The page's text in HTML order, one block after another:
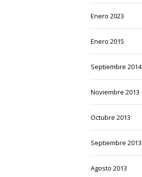
enero 2023
enero 2015
septiembre 2014
noviembre 2013
octubre 2013
septiembre 2013
agosto 2013